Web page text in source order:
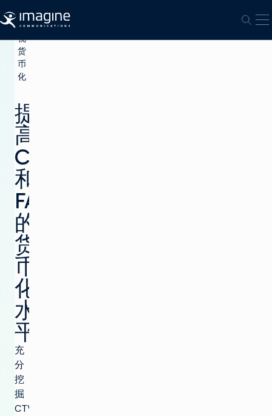
打开
电
视
货
币
化
提
高
CTV
和
FAST
的
货
币
化
水
平
充
分
挖
掘
CTV